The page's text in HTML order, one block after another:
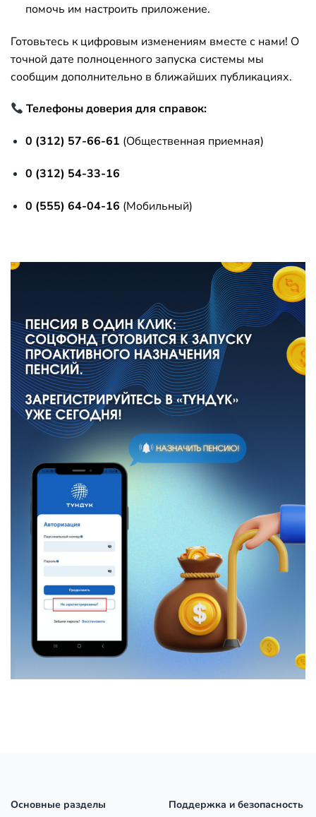
помочь им настроить приложение.
Готовьтесь к цифровым изменениям вместе с нами! О
точной дате полноценного запуска системы мы
сообщим дополнительно в ближайших публикациях.
Телефоны доверия для справок:
0 (312) 57-66-61 (Общественная приемная)
0 (312) 54-33-16
0 (555) 64-04-16 (Мобильный)
Основные разделы
Поддержка и безопасность